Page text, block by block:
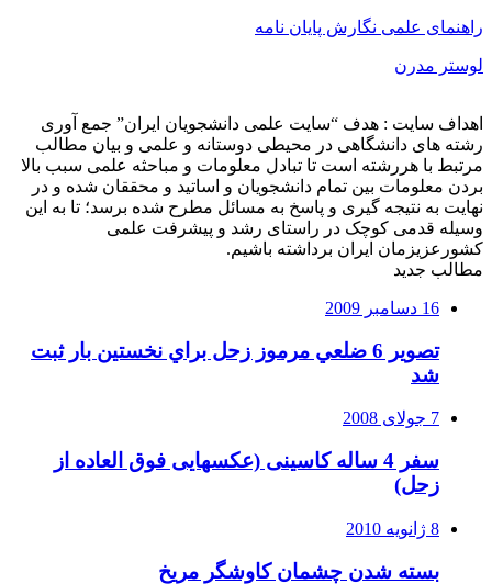
راهنمای علمی نگارش پایان نامه
لوستر مدرن
اهداف سایت : هدف “سایت علمی دانشجویان ایران” جمع آوری
رشته های دانشگاهی در محیطی دوستانه و علمی و بیان مطالب
مرتبط با هررشته است تا تبادل معلومات و مباحثه علمی سبب بالا
بردن معلومات بین تمام دانشجویان و اساتید و محققان شده و در
نهایت به نتیجه گیری و پاسخ به مسائل مطرح شده برسد؛ تا به این
وسیله قدمی کوچک در راستای رشد و پیشرفت علمی
کشورعزیزمان ایران برداشته باشیم.
مطالب جدید
16 دسامبر 2009
تصوير 6 ضلعي مرموز زحل براي نخستين بار ثبت
شد
7 جولای 2008
سفر 4 ساله کاسینی (عکسهایی فوق العاده از
زحل)
8 ژانویه 2010
بسته شدن چشمان کاوشگر مريخ